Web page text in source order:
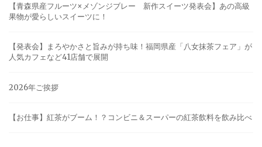
【青森県産フルーツ×メゾンジブレー 新作スイーツ発表会】あの高級
果物が愛らしいスイーツに！
【発表会】まろやかさと旨みが持ち味！福岡県産「八女抹茶フェア」が
人気カフェなど41店舗で展開
2026年ご挨拶
【お仕事】紅茶がブーム！？コンビニ＆スーパーの紅茶飲料を飲み比べ